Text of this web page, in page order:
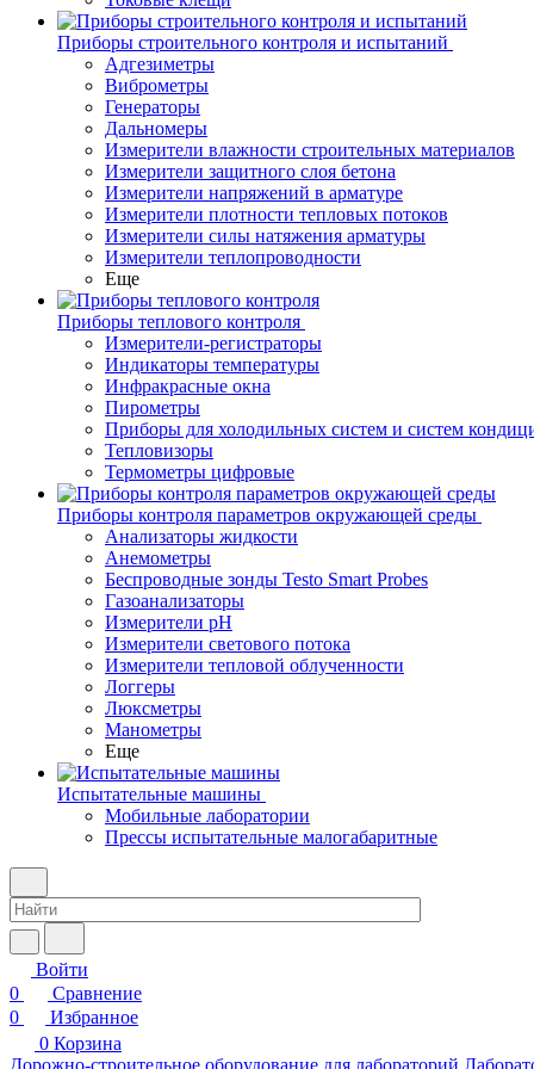
Приборы строительного контроля и испытаний
Адгезиметры
Виброметры
Генераторы
Дальномеры
Измерители влажности строительных материалов
Измерители защитного слоя бетона
Измерители напряжений в арматуре
Измерители плотности тепловых потоков
Измерители силы натяжения арматуры
Измерители теплопроводности
Еще
Приборы теплового контроля
Измерители-регистраторы
Индикаторы температуры
Инфракрасные окна
Пирометры
Приборы для холодильных систем и систем
Тепловизоры
Термометры цифровые
Приборы контроля параметров окружающей среды
Анализаторы жидкости
Анемометры
Беспроводные зонды Testo Smart Probes
Газоанализаторы
Измерители pH
Измерители светового потока
Измерители тепловой облученности
Логгеры
Люксметры
Манометры
Еще
Испытательные машины
Мобильные лаборатории
Прессы испытательные малогабаритные
Войти
0
Сравнение
0
Избранное
0 Корзина
Дорожно-строительное оборудование для лабораторий